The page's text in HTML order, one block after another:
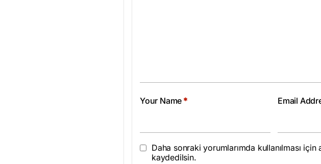
Your Name * Email
Daha sonraki yorumlarımda kullanılması
kaydedilsin.